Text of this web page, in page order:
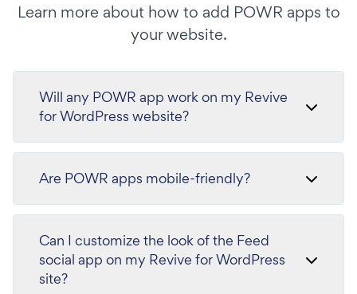
Learn more about how to add POWR apps to
your website.
Will any POWR app work on my Revive
for WordPress website?
Are POWR apps mobile-friendly?
Can I customize the look of the Feed
social app on my Revive for WordPress
site?